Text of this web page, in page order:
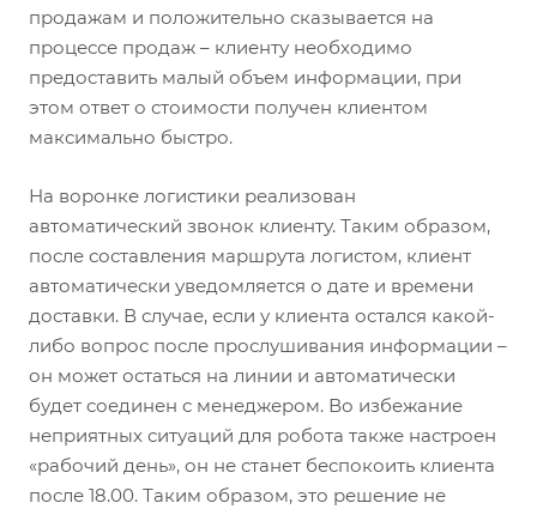
продажам и положительно сказывается на
процессе продаж – клиенту необходимо
предоставить малый объем информации, при
этом ответ о стоимости получен клиентом
максимально быстро.
На воронке логистики реализован
автоматический звонок клиенту. Таким образом,
после составления маршрута логистом, клиент
автоматически уведомляется о дате и времени
доставки. В случае, если у клиента остался какой-
либо вопрос после прослушивания информации –
он может остаться на линии и автоматически
будет соединен с менеджером. Во избежание
неприятных ситуаций для робота также настроен
«рабочий день», он не станет беспокоить клиента
после 18.00. Таким образом, это решение не